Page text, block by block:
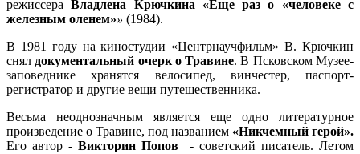
режиссераВладлена Крючкина
«Еще раз о «человеке с
железным оленем»» (1984).
В 1981 году на киностудии «Центрнаучфильм» В. Крючкин
снял документальный очерк о Травине. В Псковском Музее-
заповеднике хранятся велосипед, винчестер, паспорт-
регистратор и другие вещи путешественника.
Весьма неоднозначным является еще одно литературное
произведение о Травине, под названием «Никчемный герой».
Его автор - Викторин Попов - советский писатель. Летом